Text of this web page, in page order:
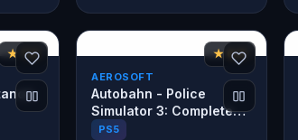
★ 7,2 ★ 6,8
AEROSOFT
Autobahn - Police
Simulator 3: Complete
Edition (PS5)
PS5